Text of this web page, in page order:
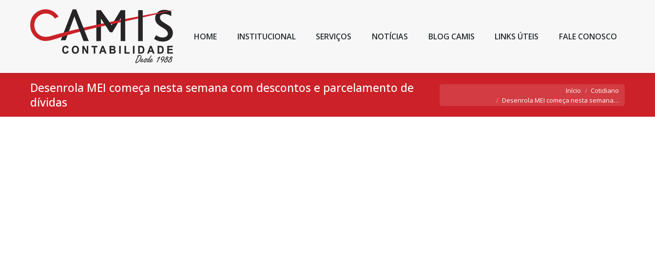
HOME INSTITUCIONAL SERVIÇOS NOTÍCIAS BLOG CAMIS LINKS ÚTEIS FALE CONOSCO
Desenrola MEI começa nesta semana com descontos e parcelamento de
dívidas
Início
Cotidiano
Desenrola MEI começa nesta semana…